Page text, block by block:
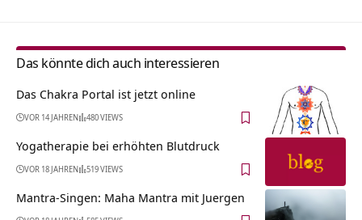
Das könnte dich auch interessieren
Das Chakra Portal ist jetzt online
VOR 14 JAHREN 480 VIEWS
Yogatherapie bei erhöhten Blutdruck
VOR 18 JAHREN 519 VIEWS
Mantra-Singen: Maha Mantra mit Juergen